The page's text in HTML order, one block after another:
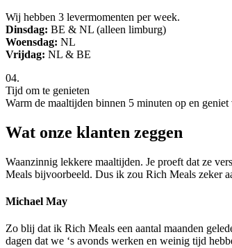
Wij hebben 3 levermomenten per week.
Dinsdag: BE & NL (alleen limburg)
Woensdag: NL
Vrijdag: NL & BE
04.
Tijd om te genieten
Warm de maaltijden binnen 5 minuten op en
Wat onze klanten zeggen
Waanzinnig lekkere maaltijden. Je proeft dat ze
Meals bijvoorbeeld. Dus ik zou Rich Meals zeker
Michael May
Zo blij dat ik Rich Meals een aantal maanden
dagen dat we ‘s avonds werken en weinig tijd